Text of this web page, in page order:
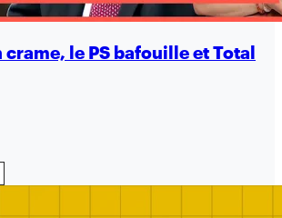
le PS bafouille et Total